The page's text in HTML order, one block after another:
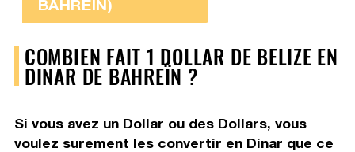
BAHREÏN)
COMBIEN FAIT 1 DOLLAR DE BELIZE EN
DINAR DE BAHREÏN ?
Si vous avez un Dollar ou des Dollars, vous
voulez surement les convertir en Dinar que ce